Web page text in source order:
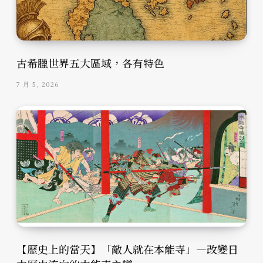
古希臘世界五大區域，各有特色
7 月 5, 2026
【歷史上的當天】「敵人就在本能寺」—改變日